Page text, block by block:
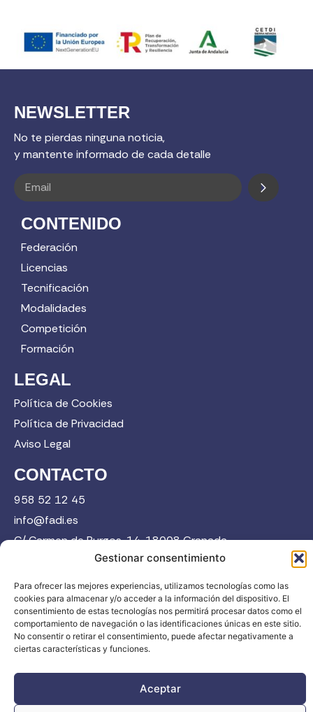
Gestionar consentimiento
Para ofrecer las mejores experiencias, utilizamos tecnologías como las
cookies para almacenar y/o acceder a la información del dispositivo. El
consentimiento de estas tecnologías nos permitirá procesar datos como el
comportamiento de navegación o las identificaciones únicas en este sitio.
No consentir o retirar el consentimiento, puede afectar negativamente a
ciertas características y funciones.
Aceptar
NEWSLETTER
No te pierdas ninguna noticia,
y mantente informado de cada detalle
CONTENIDO
Federación
Licencias
Tecnificación
Modalidades
Competición
Formación
LEGAL
Política de Cookies
Política de Privacidad
Aviso Legal
CONTACTO
958 52 12 45
info@fadi.es
C/ Carmen de Burgos, 14, 18008 Granada
Contacta
FADI © 2026. Federación Andaluza de Deportes de Invierno |
Todos los derechos reservados